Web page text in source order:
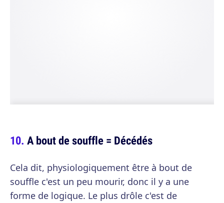
A bout de souffle = Décédés
Cela dit, physiologiquement être à bout de
souffle c'est un peu mourir, donc il y a une
forme de logique. Le plus drôle c'est de